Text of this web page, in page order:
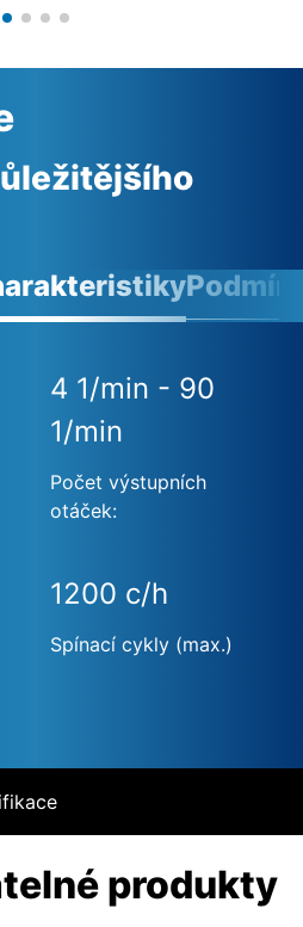
4 1/min - 90
1/min
Počet výstupních
otáček:
1200 c/h
Spínací cykly (max.)
produkty